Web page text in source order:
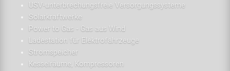
USV-unterbrechungsfreie Versorgungssysteme
Solarkraftwerke
Power to Gas - Gas aus Wind
Ladestation für Elektrofahrzeuge
Stromspeicher
Kesselräume, Kompressoren